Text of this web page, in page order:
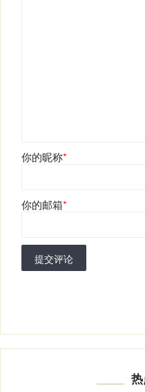
你的昵称*
你的邮箱*
提交评论